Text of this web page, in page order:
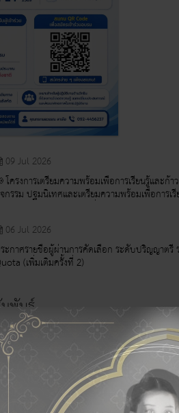
09 Jul 2026
โครงการเตรียมความพร้อมเพื่อการเรียนรู้และก้
กรรม ปฐมนิเทศและเตรียมความพร้อมเพื่อการเ
06 Jul 2026
ะกาศรายชื่อผู้ผ่านการคัดเลือก ระดับปริญญาตรี
(เพิ่มเติมครั้งที่ 2)
พันธ์
06 Aug
ขอแสดงค